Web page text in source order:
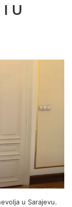
I U
u Sarajevu.